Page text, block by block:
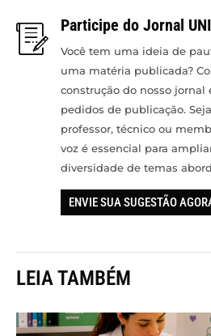
Participe do Jornal
Você tem uma ideia de
uma matéria publicada?
construção do nosso jornal
pedidos de publicação.
professor, técnico ou
voz é essencial para
diversidade de temas
ENVIE SUA SUGESTÃO
LEIA TAMBÉM